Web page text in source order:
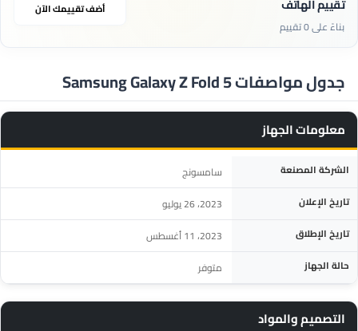
تقييم الهاتف
بناءً على 0 تقييم
أضف تقييمك الآن
جدول مواصفات Samsung Galaxy Z Fold 5
معلومات الجهاز
المواصفة التفاصيل
الشركة المصنعة سامسونج
تاريخ الإعلان 2023، 26 يوليو
تاريخ الإطلاق 2023، 11 أغسطس
حالة الجهاز متوفر
التصميم والمواد